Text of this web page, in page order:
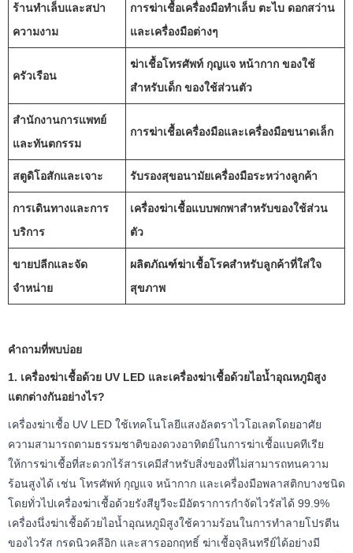
ร้านทำเล็บและสปา
ความงาม
การฆ่าเชื้อเครื่องมือทำเล็บ ตะไบ ดอกสว่าน
และเครื่องมือต่างๆ
ครัวเรือน
ฆ่าเชื้อโทรศัพท์ กุญแจ หน้ากาก ของใช้
สำหรับเด็ก ของใช้ส่วนตัว
สำนักงานการแพทย์
และทันตกรรม
การฆ่าเชื้อเครื่องมือและเครื่องมือขนาดเล็ก
สตูดิโอสักและเจาะ รับรองสุขอนามัยเครื่องมือระหว่างลูกค้า
การเดินทางและการ
บริการ
เครื่องฆ่าเชื้อแบบพกพาสำหรับของใช้ส่วน
ตัว
ขายปลีกและจัด
จำหน่าย
ผลิตภัณฑ์ฆ่าเชื้อโรคสำหรับลูกค้าที่ใส่ใจ
สุขภาพ
คำถามที่พบบ่อย
1. เครื่องฆ่าเชื้อด้วย UV LED และเครื่องฆ่าเชื้อด้วยไอน้ำอุณหภูมิสูง
แตกต่างกันอย่างไร?
เครื่องฆ่าเชื้อ UV LED ใช้เทคโนโลยีแสงอัลตราไวโอเลตโดยอาศัย
ความสามารถตามธรรมชาติของดวงอาทิตย์ในการฆ่าเชื้อแบคทีเรีย
ให้การฆ่าเชื้อที่สะดวกไร้สารเคมีสำหรับสิ่งของที่ไม่สามารถทนความ
ร้อนสูงได้ เช่น โทรศัพท์ กุญแจ หน้ากาก และเครื่องมือพลาสติกบางชนิด
โดยทั่วไปเครื่องฆ่าเชื้อด้วยรังสียูวีจะมีอัตราการกำจัดไวรัสได้ 99.9%
เครื่องนึ่งฆ่าเชื้อด้วยไอน้ำอุณหภูมิสูงใช้ความร้อนในการทำลายโปรตีน
ของไวรัส กรดนิวคลีอิก และสารออกฤทธิ์ ฆ่าเชื้อจุลินทรีย์ได้อย่างมี